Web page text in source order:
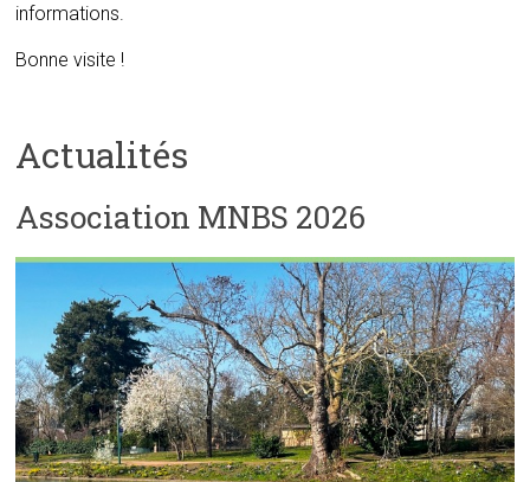
informations.
Bonne visite !
Actualités
Association MNBS 2026